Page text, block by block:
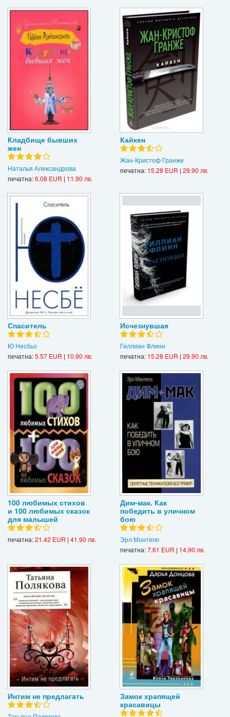
Кладбище бывших
жен
Наталья Александрова
печатна:6.08 EUR | 11.90 лв.
Кайкен
Жан-Кристоф Гранже
печатна: 15.28 EUR | 29.90 лв.
Спаситель
Ю Несбьо
печатна:5.57 EUR | 10.90 лв.
Исчезнувшая
Гиллиан Флинн
печатна: 15.28 EUR | 29.90 лв.
100 любимых стихов
и 100 любимых сказок
для малышей
печатна:21.42 EUR | 41.90 лв.
Дим-мак. Как
победить в уличном
бою
Эрл Монтегю
печатна:7.61 EUR | 14.90 лв.
Интим не предлагать
Замок храпящей
красавицы